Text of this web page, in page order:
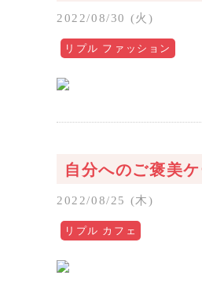
2022/08/30 (火)
リプル ファッション
自分へのご褒美
2022/08/25 (木)
リプル カフェ